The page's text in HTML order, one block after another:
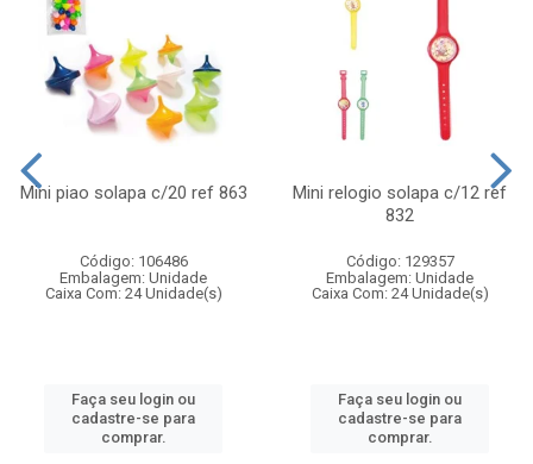
Mini piao solapa c/20 ref 863
Código: 106486
Embalagem: Unidade
Caixa Com: 24 Unidade(s)
Faça seu login ou
cadastre-se para
comprar.
Mini relogio solapa c/12 ref
832
Código: 129357
Embalagem: Unidade
Caixa Com: 24 Unidade(s)
Faça seu login ou
cadastre-se para
comprar.